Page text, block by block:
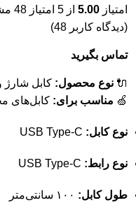
امتیاز 5.00 از 5 امتیاز 48
(دیدگاه کاربر 48
)
تماس بگیرید
🔌 نوع محصول: کابل شارژ
🍏 مناسب برای: کابل‌های
نوع کابل:
نوع رابط:
طول کابل: